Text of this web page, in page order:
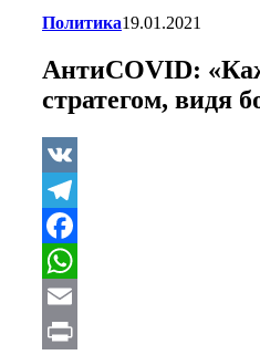
Политика19.01.2021
АнтиCOVID:
стратегом, видя
VK
Telegram
Facebook
WhatsApp
Email